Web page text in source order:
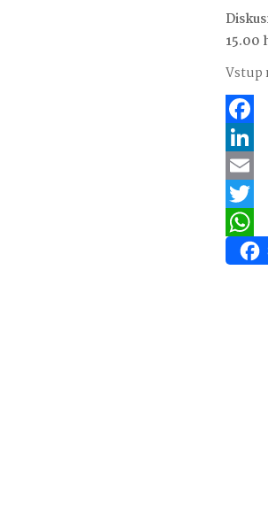
15.00
Vstup
Email
Twitter